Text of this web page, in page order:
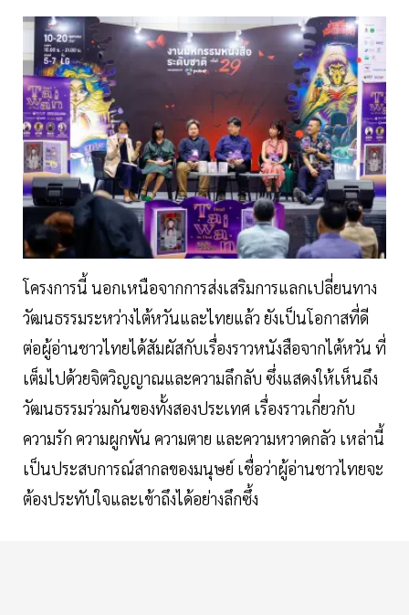
โครงการนี้ นอกเหนือจากการส่งเสริมการแลกเปลี่ยนทาง
วัฒนธรรมระหว่างไต้หวันและไทยแล้ว ยังเป็นโอกาสที่ดี
ต่อผู้อ่านชาวไทยได้สัมผัสกับเรื่องราวหนังสือจากไต้หวัน ที่
เต็มไปด้วยจิตวิญญาณและความลึกลับ ซึ่งแสดงให้เห็นถึง
วัฒนธรรมร่วมกันของทั้งสองประเทศ เรื่องราวเกี่ยวกับ
ความรัก ความผูกพัน ความตาย และความหวาดกลัว เหล่านี้
เป็นประสบการณ์สากลของมนุษย์ เชื่อว่าผู้อ่านชาวไทยจะ
ต้องประทับใจและเข้าถึงได้อย่างลึกซึ้ง